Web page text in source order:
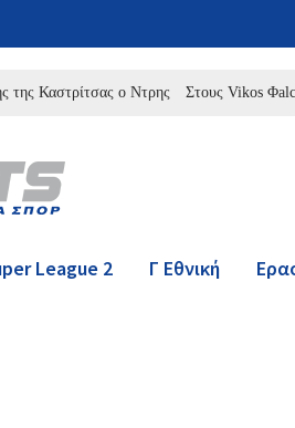
ο Ντρης Στους Vikos Φalcons ο
League 2 Γ Εθνική